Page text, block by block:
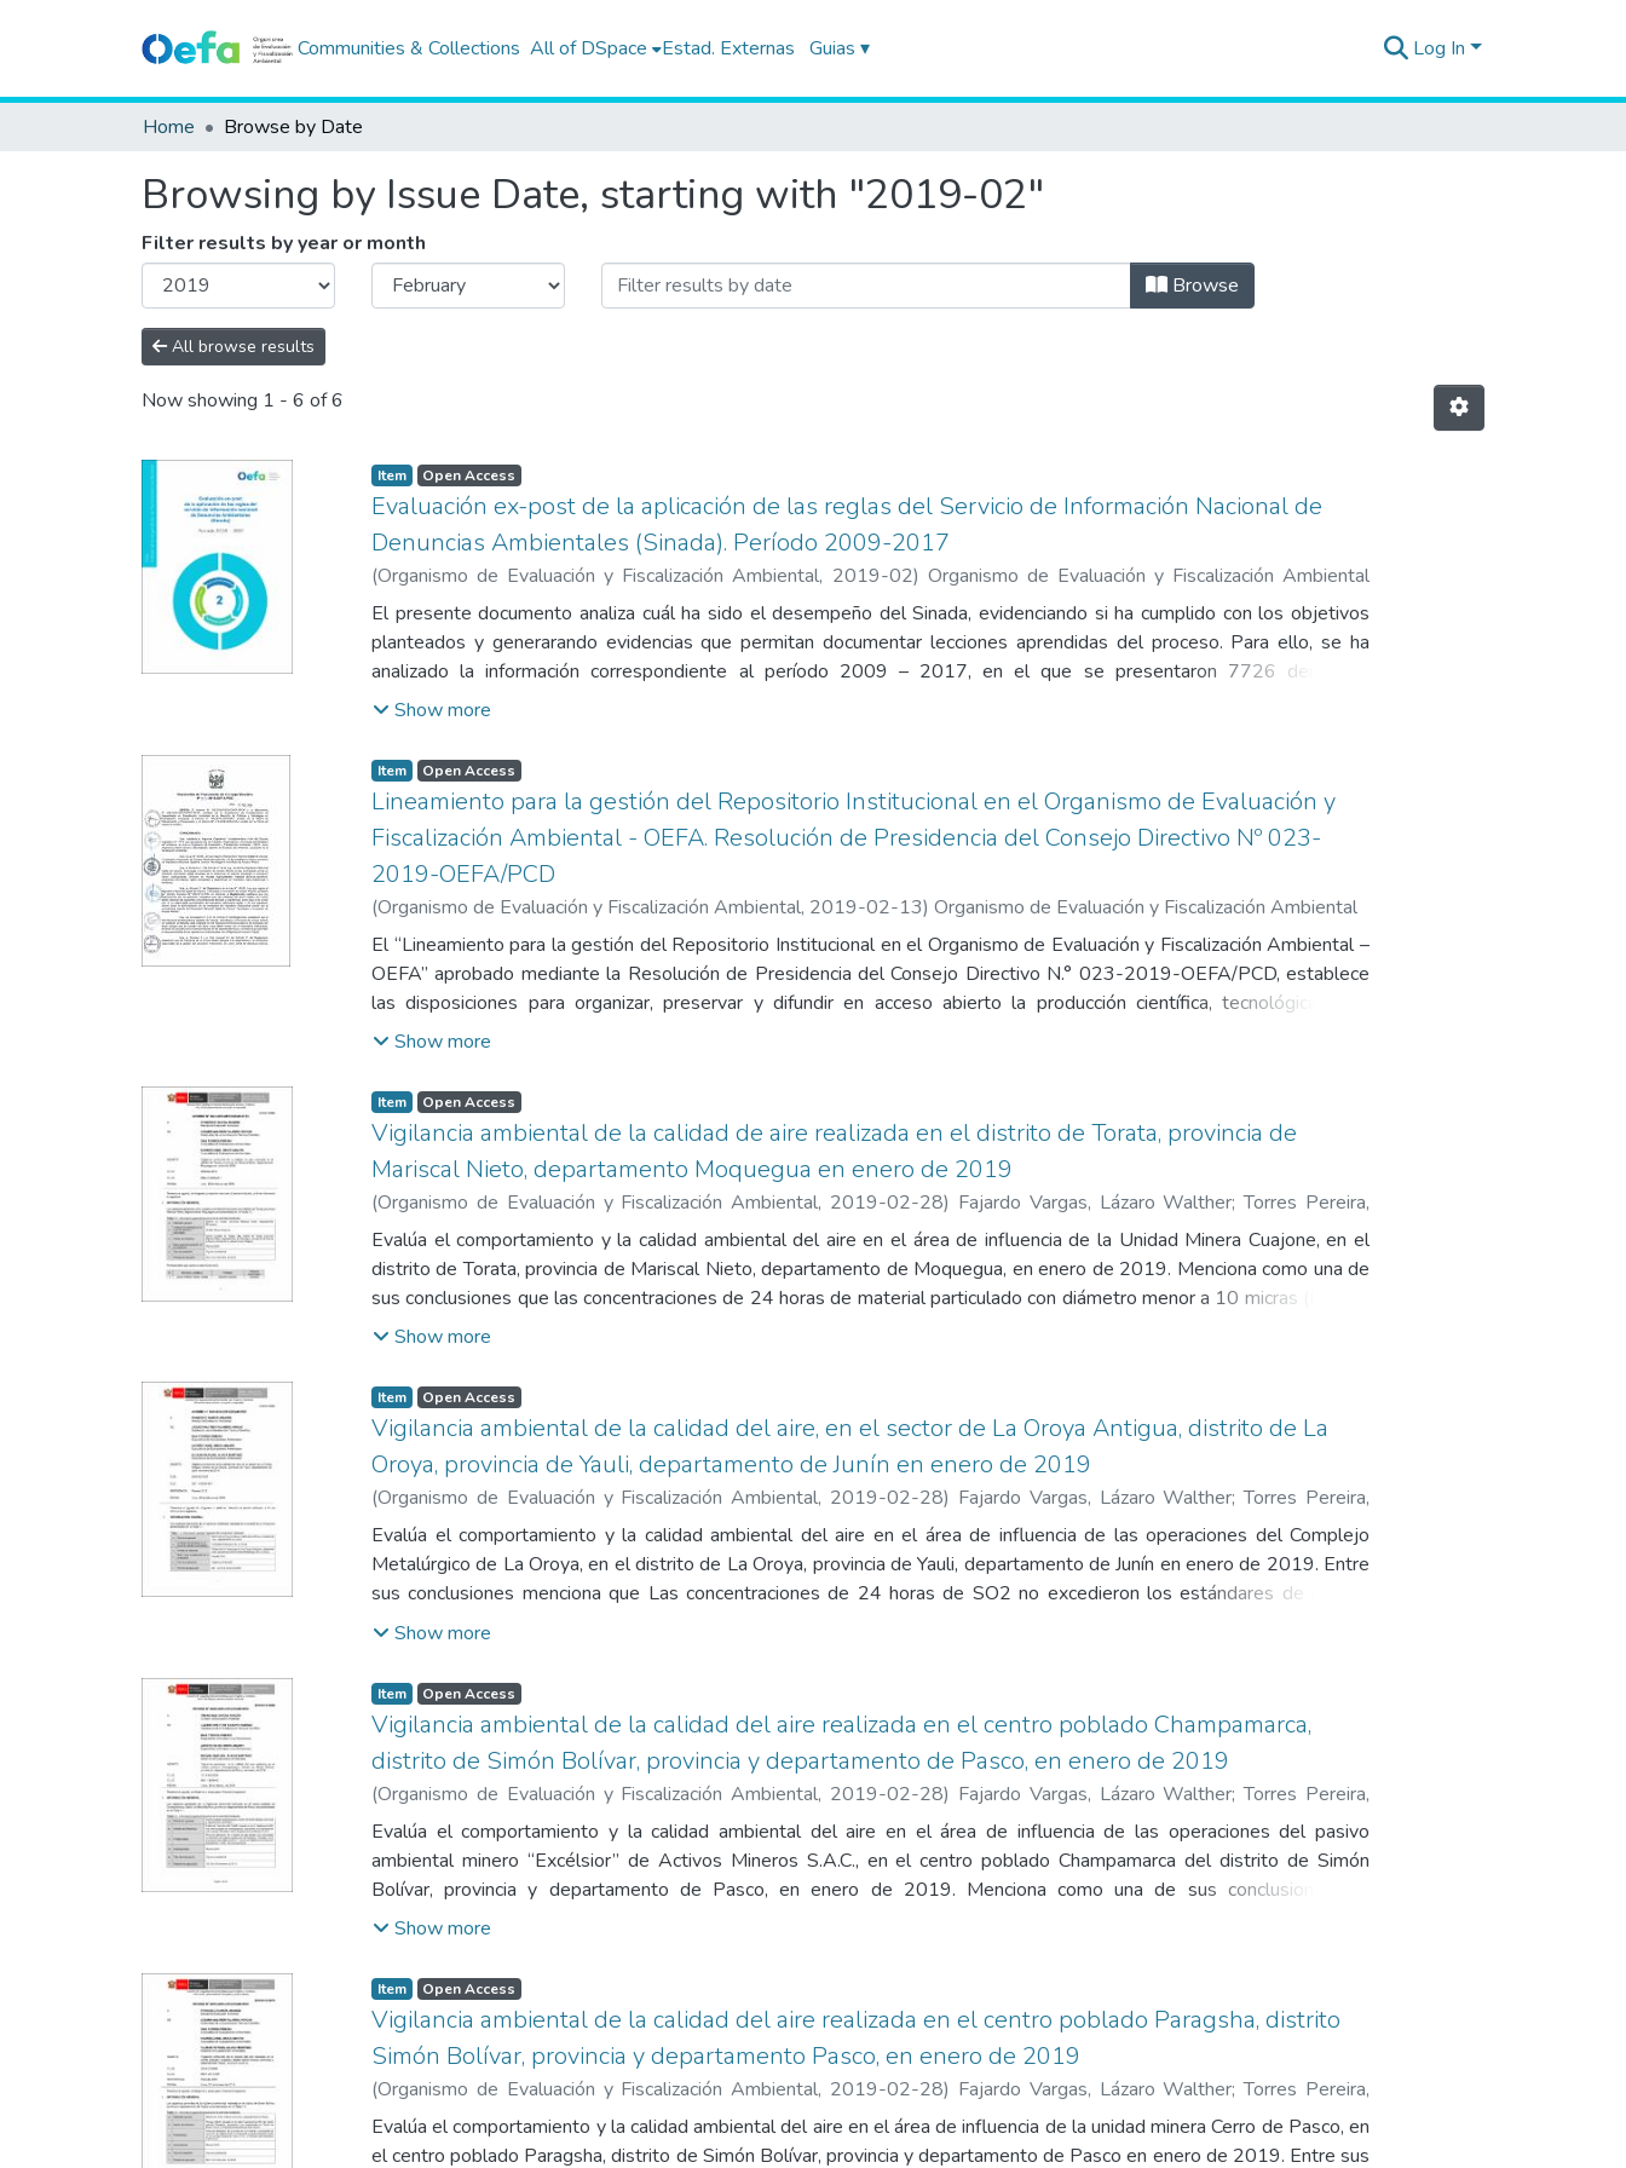
Communities & Collections All of DSpace Estad. Externas Guias ▾ Log In
Home Browse by Date
Browsing by Issue Date, starting with "2019-02"
Filter results by year or month
Browse
All browse results
Now showing 1 - 6 of 6
Item Open Access
Evaluación ex-post de la aplicación de las reglas del Servicio de Información Nacional de
Denuncias Ambientales (Sinada). Período 2009-2017
(Organismo de Evaluación y Fiscalización Ambiental, 2019-02) Organismo de Evaluación y Fiscalización Ambiental
(OEFA)
El presente documento analiza cuál ha sido el desempeño del Sinada, evidenciando si ha cumplido con los objetivos
planteados y generarando evidencias que permitan documentar lecciones aprendidas del proceso. Para ello, se ha
analizado la información correspondiente al período 2009 – 2017, en el que se presentaron 7726 denuncias
ambientales. La información se presenta de la siguiente manera: primero el marco contextual que describe la normativa
– post; luego se realiza una descripción del problema en torno al funcionamiento del Sinada. En seguida se detallan los
objetivos de la evaluación, se presenta la metodología empleada y las fuentes de información, para luego determinar
las variables e indicadores. El principal aporte está en el análisis de los resultados, las conclusiones y recomendaciones.
Show more
Item Open Access
Lineamiento para la gestión del Repositorio Institucional en el Organismo de Evaluación y
Fiscalización Ambiental - OEFA. Resolución de Presidencia del Consejo Directivo Nº 023-
2019-OEFA/PCD
(Organismo de Evaluación y Fiscalización Ambiental, 2019-02-13) Organismo de Evaluación y Fiscalización Ambiental
El “Lineamiento para la gestión del Repositorio Institucional en el Organismo de Evaluación y Fiscalización Ambiental –
OEFA” aprobado mediante la Resolución de Presidencia del Consejo Directivo N.° 023-2019-OEFA/PCD, establece
las disposiciones para organizar, preservar y difundir en acceso abierto la producción científica, tecnológica y de
innovación generada por el OEFA en materia de fiscalización ambiental. El documento define objetivos, alcance, base
relacionados con acceso abierto, metadatos, interoperabilidad y tipos de documentos admitidos. El lineamiento señala
los criterios para la remisión e incorporación de documentos, tales como el uso de formatos digitales específicos y la
aplicación de licencias Creative Commons. También regula excepciones para la publicación de información y asigna
responsabilidades a las distintas áreas del OEFA para garantizar una adecuada gestión y difusión de la información
institucional.
Show more
Item Open Access
Vigilancia ambiental de la calidad de aire realizada en el distrito de Torata, provincia de
Mariscal Nieto, departamento Moquegua en enero de 2019
(Organismo de Evaluación y Fiscalización Ambiental, 2019-02-28) Fajardo Vargas, Lázaro Walther;Torres Pereira,
Rina;Bríos Abanto, Andrés Daniel;García Aragón, Francisco
Evalúa el comportamiento y la calidad ambiental del aire en el área de influencia de la Unidad Minera Cuajone, en el
distrito de Torata, provincia de Mariscal Nieto, departamento de Moquegua, en enero de 2019. Menciona como una de
sus conclusiones que las concentraciones de 24 horas de material particulado con diámetro menor a 10 micras (PM10)
registradas en enero de 2019 no excedieron el valor de los Estándares de Calidad Ambiental para aire establecidos en
estación de vigilancia ambiental -- Anexo 2. Sistematización de resultados -- Anexo 3. Certificados de calibración.
Show more
Item Open Access
Vigilancia ambiental de la calidad del aire, en el sector de La Oroya Antigua, distrito de La
Oroya, provincia de Yauli, departamento de Junín en enero de 2019
(Organismo de Evaluación y Fiscalización Ambiental, 2019-02-28) Fajardo Vargas, Lázaro Walther;Torres Pereira,
Rina;Bríos Abanto, Andrés Daniel;Aliaga Martínez, Rulman Raphael;García Aragón, Francisco
Evalúa el comportamiento y la calidad ambiental del aire en el área de influencia de las operaciones del Complejo
Metalúrgico de La Oroya, en el distrito de La Oroya, provincia de Yauli, departamento de Junín en enero de 2019. Entre
sus conclusiones menciona que Las concentraciones de 24 horas de SO2 no excedieron los estándares de calidad
ambiental para aire establecidos para el Complejo Metalúrgico de La Oroya establecidos en el Decreto Supremo N.°
de la estación fija de vigilancia ambiental -- Anexo 2. Sistematización de resultados -- Anexo 3. Certificados de
calibración.
Show more
Item Open Access
Vigilancia ambiental de la calidad del aire realizada en el centro poblado Champamarca,
distrito de Simón Bolívar, provincia y departamento de Pasco, en enero de 2019
(Organismo de Evaluación y Fiscalización Ambiental, 2019-02-28) Fajardo Vargas, Lázaro Walther;Torres Pereira,
Rina;Bríos Abanto, Andrés Daniel;Aliaga Martínez, Rulman Raphael ;García Aragón, Francisco
Evalúa el comportamiento y la calidad ambiental del aire en el área de influencia de las operaciones del pasivo
ambiental minero “Excélsior” de Activos Mineros S.A.C., en el centro poblado Champamarca del distrito de Simón
Bolívar, provincia y departamento de Pasco, en enero de 2019. Menciona como una de sus conclusiones las
concentraciones de plomo en PM10 no excedieron la normativa referencial canadiense Air Ambient Quality Criteria
Contiene los siguientes anexos: Anexo 1. Mapa de ubicación de la estación de vigilancia ambiental CA-SB-02 -- Anexo
2. Sistematización de resultados -- Anexo 3. Certificados de calibración de equipos -- Anexo 4. Cadena de custodia --
Anexo 5. Informe de ensayo de laboratorio.
Show more
Item Open Access
Vigilancia ambiental de la calidad del aire realizada en el centro poblado Paragsha, distrito
Simón Bolívar, provincia y departamento Pasco, en enero de 2019
(Organismo de Evaluación y Fiscalización Ambiental, 2019-02-28) Fajardo Vargas, Lázaro Walther;Torres Pereira,
Rina;Bríos Abanto, Andrés Daniel;Aliaga Martínez, Rulman Raphael;García Aragón, Francisco
Evalúa el comportamiento y la calidad ambiental del aire en el área de influencia de la unidad minera Cerro de Pasco, en
el centro poblado Paragsha, distrito de Simón Bolívar, provincia y departamento de Pasco en enero de 2019. Entre sus